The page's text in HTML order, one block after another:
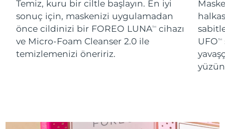
Temiz, kuru bir ciltle başlayın. En iyi
sonuç için, maskenizi uygulamadan
önce cildinizi bir FOREO LUNATM
cihazı
ve Micro-Foam Cleanser 2.0 ile
temizlemenizi öneririz.
UFOTM